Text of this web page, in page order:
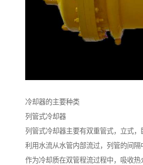
冷却器的主要种类
列管式冷却器
列管式冷却器主要有双重管式，立式，
利用水流从水管内部流过，列管的间隔
作为冷却质在双管程流过程中，吸收热